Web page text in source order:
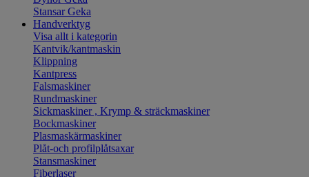
Stansar Geka
Handverktyg
Visa allt i kategorin
Kantvik/kantmaskin
Klippning
Kantpress
Falsmaskiner
Rundmaskiner
Sickmaskiner , Krymp & sträckmaskiner
Bockmaskiner
Plasmaskärmaskiner
Plåt-och profilplåtsaxar
Stansmaskiner
Fiberlaser